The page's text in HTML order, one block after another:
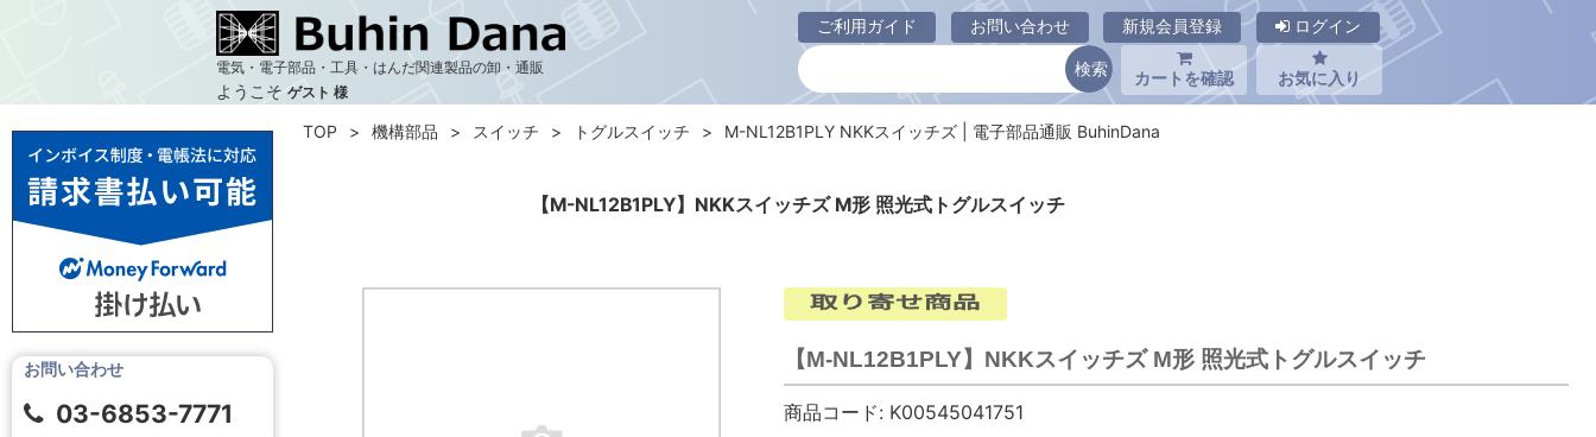
電気・電子部品・工具・はんだ関連製品の卸・通販
ようこそ ゲスト 様
ご利用ガイド お問い合わせ 新規会員登録 ログイン
カートを確認 お気に入り
【M-NL12B1PLY】NKKスイッチズ M形 照光式トグルスイッチ
お問い合わせ
03-6853-7771
TOP 機構部品 スイッチ トグルスイッチ M-NL12B1PLY NKKスイッチズ | 電子部品通販 BuhinDana
【M-NL12B1PLY】NKKスイッチズ M形 照光式トグルスイッチ
商品コード: K00545041751